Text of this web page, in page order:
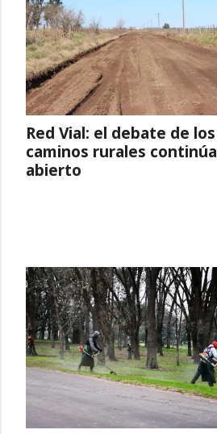
Red Vial: el debate de los
caminos rurales continúa
abierto